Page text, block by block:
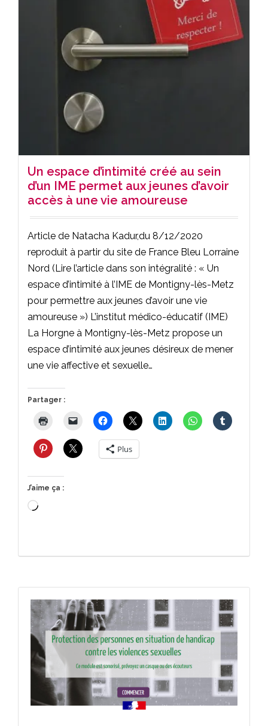
Un espace d’intimité créé au sein
d’un IME permet aux jeunes d’avoir
accès à une vie amoureuse
Article de Natacha Kadur,du 8/12/2020
reproduit à partir du site de France Bleu Lorraine
Nord (Lire l’article dans son intégralité : « Un
espace d’intimité à l’IME de Montigny-lès-Metz
pour permettre aux jeunes d’avoir une vie
amoureuse ») L’institut médico-éducatif (IME)
La Horgne à Montigny-lès-Metz propose un
espace d’intimité aux jeunes désireux de mener
une vie affective et sexuelle…
Partager :
Plus
J’aime ça :
Chargement…